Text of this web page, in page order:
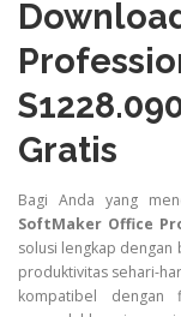
Gratis
Bagi Anda yang
SoftMaker Office
solusi lengkap dengan
produktivitas sehari-
kompatibel dengan